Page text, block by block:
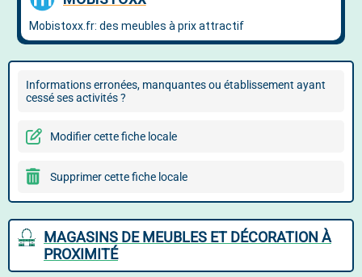
Informations erronées, manquantes ou établissement ayant
cessé ses activités ?
Modifier cette fiche locale
Supprimer cette fiche locale
MAGASINS DE MEUBLES ET DÉCORATION À
PROXIMITÉ